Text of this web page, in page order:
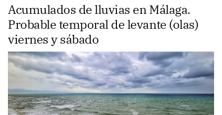
Acumulados de lluvias en Málaga.
Probable temporal de levante (olas)
viernes y sábado